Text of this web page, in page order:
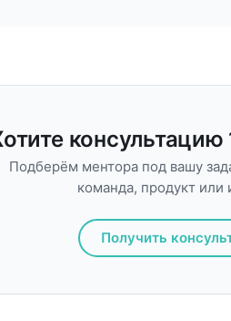
консультацию
Подберём ментора под вашу
команда, продукт или
Получить